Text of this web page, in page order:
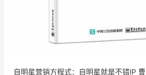
自明星营销方程式：自明星就是不错IP